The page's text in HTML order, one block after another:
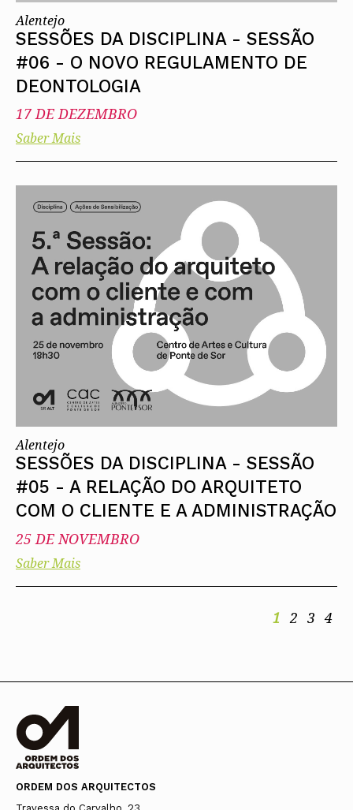
Alentejo
SESSÕES DA DISCIPLINA - SESSÃO
#06 - O NOVO REGULAMENTO DE
DEONTOLOGIA
17 DE DEZEMBRO
Saber Mais
Alentejo
SESSÕES DA DISCIPLINA - SESSÃO
#05 - A RELAÇÃO DO ARQUITETO
COM O CLIENTE E A ADMINISTRAÇÃO
25 DE NOVEMBRO
Saber Mais
1 2 3 4
ORDEM DOS ARQUITECTOS